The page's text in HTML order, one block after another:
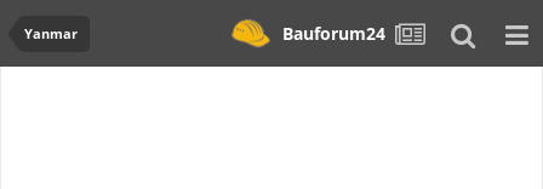
Yanmar Bauforum24